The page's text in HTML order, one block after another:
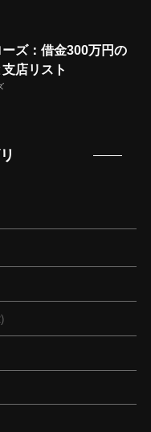
ズ：借金300万円の
店リスト